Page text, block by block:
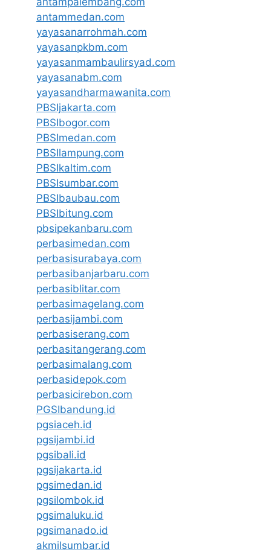
antammedan.com
yayasanarrohmah.com
yayasanpkbm.com
yayasanmambaulirsyad.com
yayasanabm.com
yayasandharmawanita.com
PBSIjakarta.com
PBSIbogor.com
PBSImedan.com
PBSIlampung.com
PBSIkaltim.com
PBSIsumbar.com
PBSIbaubau.com
PBSIbitung.com
pbsipekanbaru.com
perbasimedan.com
perbasisurabaya.com
perbasibanjarbaru.com
perbasiblitar.com
perbasimagelang.com
perbasijambi.com
perbasiserang.com
perbasitangerang.com
perbasimalang.com
perbasidepok.com
perbasicirebon.com
PGSIbandung.id
pgsiaceh.id
pgsijambi.id
pgsibali.id
pgsijakarta.id
pgsimedan.id
pgsilombok.id
pgsimaluku.id
pgsimanado.id
akmilsumbar.id